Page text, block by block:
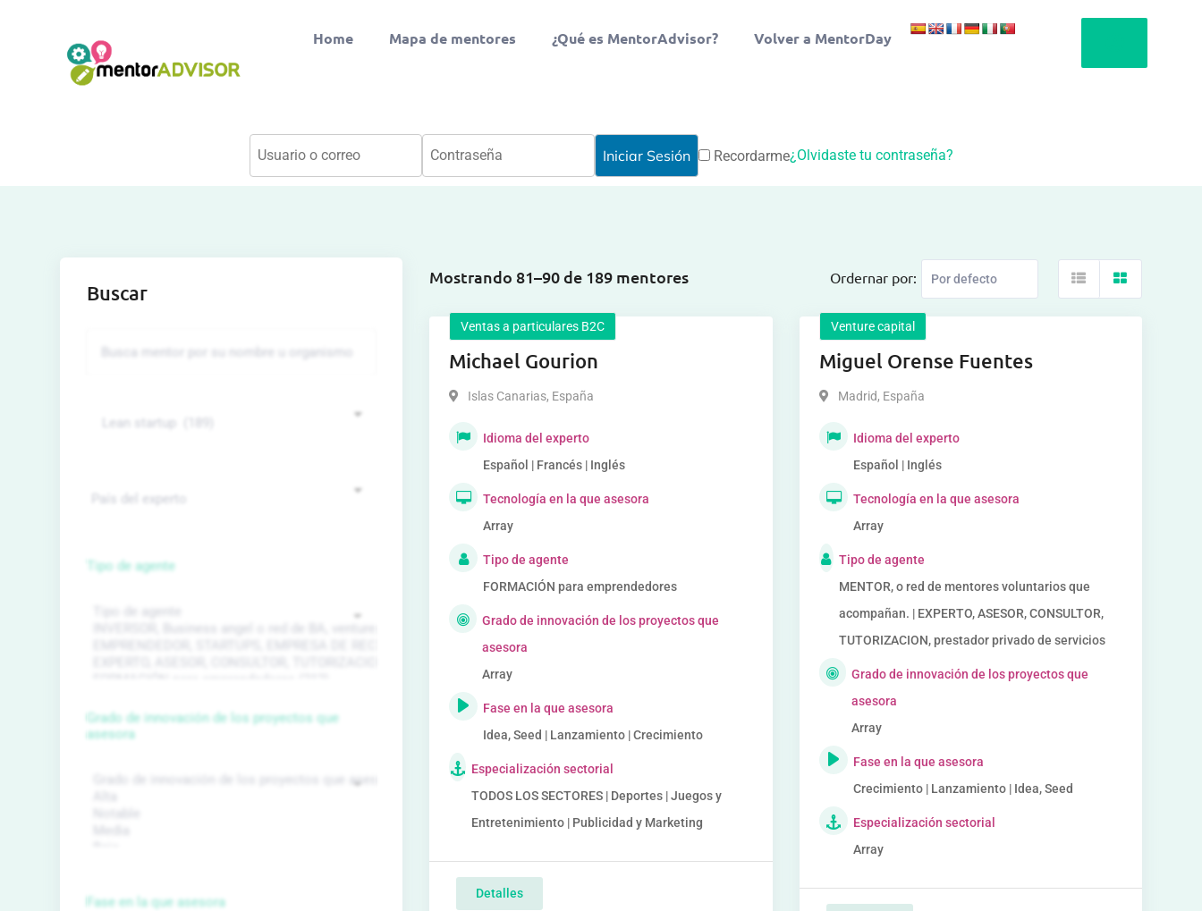
Home Mapa de mentores ¿Qué es MentorAdvisor? Volver a MentorDay
Recordarme¿Olvidaste tu contraseña?
Mostrando 81–90 de 189 mentores Ordernar por:
Ventas a particulares B2C
Michael Gourion
Islas Canarias, España
Idioma del experto
Español | Francés | Inglés
Tecnología en la que asesora
Array
Tipo de agente
FORMACIÓN para emprendedores
Grado de innovación de los proyectos que
asesora
Array
Fase en la que asesora
Idea, Seed | Lanzamiento | Crecimiento
Especialización sectorial
TODOS LOS SECTORES | Deportes | Juegos y
Entretenimiento | Publicidad y Marketing
Detalles
Venture capital
Miguel Orense Fuentes
Madrid, España
Idioma del experto
Español | Inglés
Tecnología en la que asesora
Array
Tipo de agente
MENTOR, o red de mentores voluntarios que
acompañan. | EXPERTO, ASESOR, CONSULTOR,
TUTORIZACION, prestador privado de servicios
Grado de innovación de los proyectos que
asesora
Array
Fase en la que asesora
Crecimiento | Lanzamiento | Idea, Seed
Especialización sectorial
Array
Buscar
Tipo de agente
Grado de innovación de los proyectos que
asesora
Fase en la que asesora